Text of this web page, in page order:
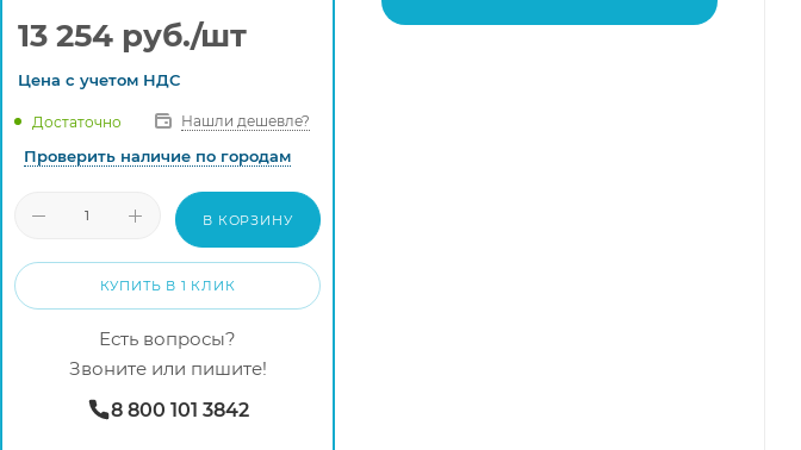
13 254 руб./шт
Цена с учетом НДС
Достаточно Нашли дешевле?
Проверить наличие по городам
В КОРЗИНУ
КУПИТЬ В 1 КЛИК
Есть вопросы?
Звоните или пишите!
8 800 101 3842